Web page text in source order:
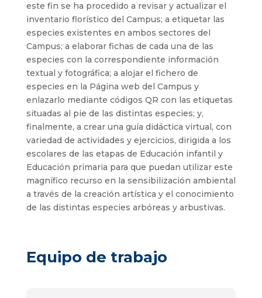
este fin se ha procedido a revisar y actualizar el
inventario florístico del Campus; a etiquetar las
especies existentes en ambos sectores del
Campus; a elaborar fichas de cada una de las
especies con la correspondiente información
textual y fotográfica; a alojar el fichero de
especies en la Página web del Campus y
enlazarlo mediante códigos QR con las etiquetas
situadas al pie de las distintas especies; y,
finalmente, a crear una guía didáctica virtual, con
variedad de actividades y ejercicios, dirigida a los
escolares de las etapas de Educación infantil y
Educación primaria para que puedan utilizar este
magnífico recurso en la sensibilización ambiental
a través de la creación artística y el conocimiento
de las distintas especies arbóreas y arbustivas.
Equipo de trabajo